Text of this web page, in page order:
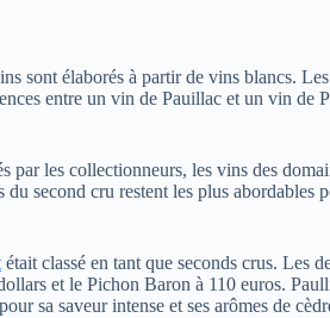
sont élaborés à partir de vins blancs.
entre un vin de Pauillac et un vin de
par les collectionneurs, les vins des
second cru restent les plus
était classé en tant que seconds crus. Les
et le Pichon Baron à 110 euros.
sa saveur intense et ses arômes de